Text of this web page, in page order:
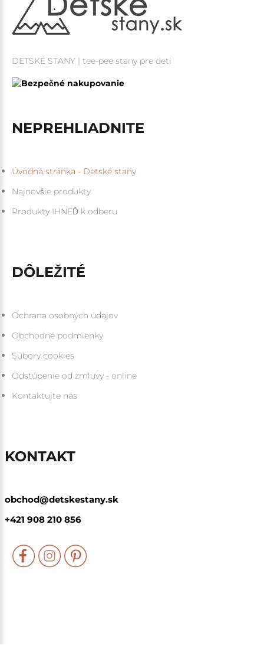
DETSKÉ STANY | tee-pee stany pre deti
NEPREHLIADNITE
Úvodná stránka - Detské stany
Najnovšie produkty
Produkty IHNEĎ k odberu
DÔLEŽITÉ
Ochrana osobných údajov
Obchodné podmienky
Súbory cookies
Odstúpenie od zmluvy - online
Kontaktujte nás
KONTAKT
obchod@detskestany.sk
+421 908 210 856